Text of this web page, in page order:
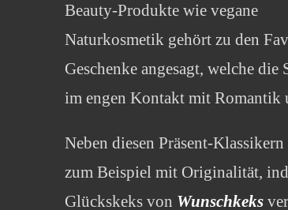
Beauty-Produkte wie vegane
Naturkosmetik gehört zu den
Geschenke angesagt, welche
im engen Kontakt mit Romantik
Neben diesen Präsent-
zum Beispiel mit Originalität,
Glückskeks von Wunschkeks